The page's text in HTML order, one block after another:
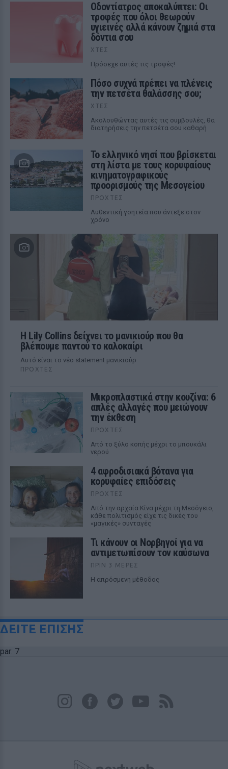
Οδοντίατρος αποκαλύπτει: Οι
τροφές που όλοι θεωρούν
υγιεινές αλλά κάνουν ζημιά στα
δόντια σου
ΧΤΕΣ
Πρόσεχε αυτές τις τροφές!
Πόσο συχνά πρέπει να πλένεις
την πετσέτα θαλάσσης σου;
ΧΤΕΣ
Ακολουθώντας αυτές τις συμβουλές, θα
διατηρήσεις την πετσέτα σου καθαρή
Το ελληνικό νησί που βρίσκεται
στη λίστα με τους κορυφαίους
κινηματογραφικούς
προορισμούς της Μεσογείου
ΠΡΟΧΤΈΣ
Αυθεντική γοητεία που άντεξε στον
χρόνο
Η Lily Collins δείχνει το μανικιούρ που θα
βλέπουμε παντού το καλοκαίρι
Αυτό είναι το νέο statement μανικιούρ
ΠΡΟΧΤΈΣ
Μικροπλαστικά στην κουζίνα: 6
απλές αλλαγές που μειώνουν
την έκθεση
ΠΡΟΧΤΈΣ
Από το ξύλο κοπής μέχρι το μπουκάλι
νερού
4 αφροδισιακά βότανα για
κορυφαίες επιδόσεις
ΠΡΟΧΤΈΣ
Από την αρχαία Κίνα μέχρι τη Μεσόγειο,
κάθε πολιτισμός είχε τις δικές του
«μαγικές» συνταγές
Τι κάνουν οι Νορβηγοί για να
αντιμετωπίσουν τον καύσωνα
ΠΡΙΝ 3 ΜΈΡΕΣ
Η απρόσμενη μέθοδος
ΔΕΙΤΕ ΕΠΙΣΗΣ
par: 7